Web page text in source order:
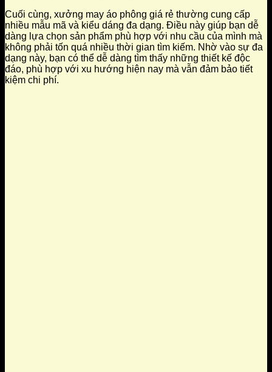
Cuối cùng, xưởng may áo phông giá rẻ thường cung cấp
nhiều mẫu mã và kiểu dáng đa dạng. Điều này giúp bạn dễ
dàng lựa chọn sản phẩm phù hợp với nhu cầu của mình mà
không phải tốn quá nhiều thời gian tìm kiếm. Nhờ vào sự đa
dạng này, bạn có thể dễ dàng tìm thấy những thiết kế độc
đáo, phù hợp với xu hướng hiện nay mà vẫn đảm bảo tiết
kiệm chi phí.